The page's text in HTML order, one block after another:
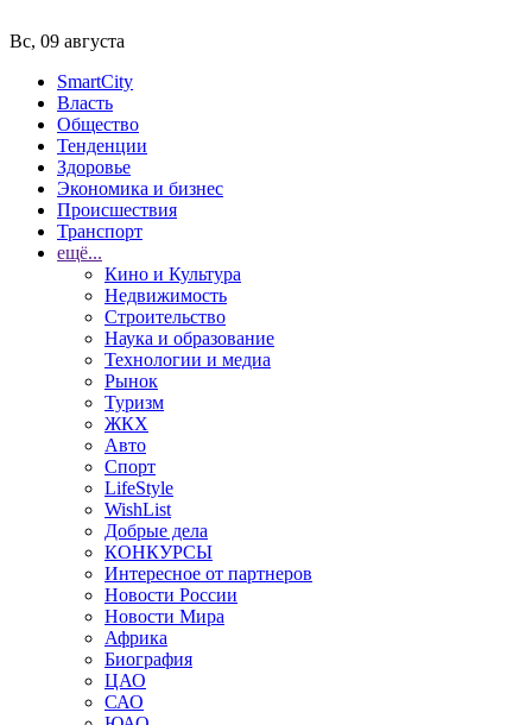
Вс, 09 августа
SmartCity
Власть
Общество
Тенденции
Здоровье
Экономика и бизнес
Происшествия
Транспорт
ещё...
Кино и Культура
Недвижимость
Строительство
Наука и образование
Технологии и медиа
Рынок
Туризм
ЖКХ
Авто
Спорт
LifeStyle
WishList
Добрые дела
КОНКУРСЫ
Интересное от партнеров
Новости России
Новости Мира
Африка
Биография
ЦАО
САО